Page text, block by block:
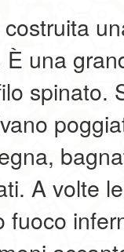
una
spinato.
A volte
fuoco